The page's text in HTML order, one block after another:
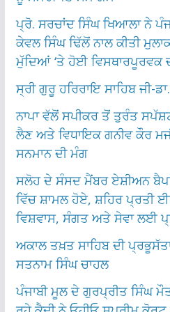
ਪ੍ਰੋ. ਸਰਚਾਂਦ ਸਿੰਘ ਖਿਆਲਾ ਨੇ
ਕੇਵਲ ਸਿੰਘ ਢਿੱਲੋਂ ਨਾਲ ਕੀਤੀ
ਮੁੱਦਿਆਂ ‘ਤੇ ਹੋਈ ਵਿਸਥਾਰਪੂਰਵਕ
ਸ੍ਰੀ ਗੁਰੂ ਹਰਿਰਾਇ ਸਾਹਿਬ ਜੀ-
ਨਾਪਾ ਵੱਲੋਂ ਸਪੀਕਰ ਤੋਂ ਤੁਰੰਤ
ਲੈਣ ਅਤੇ ਵਿਧਾਇਕ ਗਨੀਵ ਕੌਰ
ਸਨਮਾਨ ਦੀ ਮੰਗ
ਸਲੋਹ ਦੇ ਸੰਸਦ ਮੈਂਬਰ ਏਸ਼ੀਅਨ
ਵਿੱਚ ਸ਼ਾਮਲ ਹੋਏ, ਸ਼ਹਿਰ ਪ੍ਰਤੀ
ਵਿਸ਼ਵਾਸ, ਸੰਗਤ ਅਤੇ ਸੇਵਾ ਲਈ
ਅਕਾਲ ਤਖ਼ਤ ਸਾਹਿਬ ਦੀ
ਸਤਨਾਮ ਸਿੰਘ ਚਾਹਲ
ਪੰਜਾਬੀ ਮੂਲ ਦੇ ਗੁਰਪ੍ਰੀਤ ਸਿੰਘ